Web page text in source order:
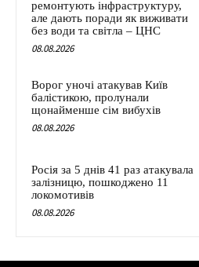
ремонтують інфраструктуру,
але дають поради як виживати
без води та світла – ЦНС
08.08.2026
Ворог уночі атакував Київ
балістикою, пролунали
щонайменше сім вибухів
08.08.2026
Росія за 5 днів 41 раз атакувала
залізницю, пошкоджено 11
локомотивів
08.08.2026